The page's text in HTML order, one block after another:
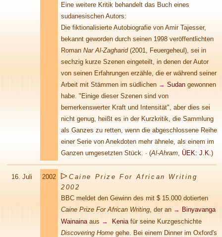
Eine weitere Kritik behandelt das Buch eines
sudanesischen Autors:
Die fiktionalisierte Autobiografie von Amir Tajesser,
bekannt geworden durch seinen 1998 veröffentlichten
Roman Nar Al-Zagharid(2001, Feuergeheul), sei in
sechzig kurze Szenen eingeteilt, in denen der Autor
von seinen Erfahrungen erzähle, die er während seiner
Arbeit mit Stämmen im südlichen → Sudan gewonnen
habe. "Einige dieser Szenen sind von
bemerkenswerter Kraft und Intensität", aber dies sei
nicht genug, heißt es in der Kurzkritik, die Sammlung
als Ganzes zu retten, wenn die abgeschlossene Reihe
einer Serie von Anekdoten mehr ähnele, als einem im
Ganzen umgesetzten Stück. · (Al-Ahram, ÜEK: J.K.)
16. Juli 2002
Caine Prize For African Writing
2002
BBC meldet den Gewinn des mit $ 15.000 dotierten
Caine Prize For African Writing, der an → Binyavanga
Wainainaaus → Keniafür seine Kurzgeschichte
Discovering Home gehe. Bei einem Dinner im Oxford's